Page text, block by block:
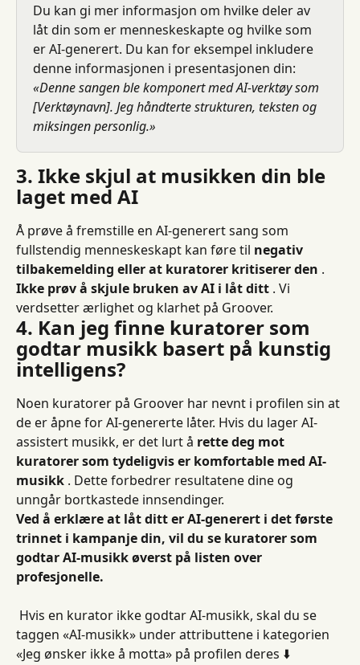
Du kan gi mer informasjon om hvilke deler av
låt din som er menneskeskapte og hvilke som
er AI-generert. Du kan for eksempel inkludere
denne informasjonen i presentasjonen din:
«Denne sangen ble komponert med AI-verktøy som
[Verktøynavn]. Jeg håndterte strukturen, teksten og
miksingen personlig.»
3. Ikke skjul at musikken din ble
laget med AI
Å prøve å fremstille en AI-generert sang som
fullstendig menneskeskapt kan føre til negativ
tilbakemelding eller at kuratorer kritiserer den .
Ikke prøv å skjule bruken av AI i låt ditt . Vi
verdsetter ærlighet og klarhet på Groover.
4. Kan jeg finne kuratorer som
godtar musikk basert på kunstig
intelligens?
Noen kuratorer på Groover har nevnt i profilen sin at
de er åpne for AI-genererte låter. Hvis du lager AI-
assistert musikk, er det lurt å rette deg mot
kuratorer som tydeligvis er komfortable med AI-
musikk . Dette forbedrer resultatene dine og
unngår bortkastede innsendinger.
Ved å erklære at låt ditt er AI-generert i det første
trinnet i kampanje din, vil du se kuratorer som
godtar AI-musikk øverst på listen over
profesjonelle.
taggen «AI-musikk» under attributtene i kategorien
«Jeg ønsker ikke å motta» på profilen deres ⬇️